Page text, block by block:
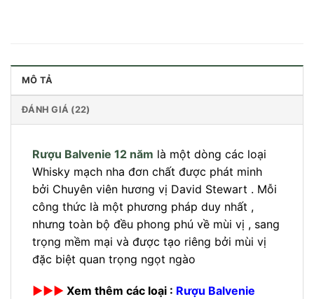
MÔ TẢ
ĐÁNH GIÁ (22)
Rượu Balvenie 12 năm là một dòng các loại
Whisky mạch nha đơn chất được phát minh
bởi Chuyên viên hương vị David Stewart . Mỗi
công thức là một phương pháp duy nhất ,
nhưng toàn bộ đều phong phú về mùi vị , sang
trọng mềm mại và được tạo riêng bởi mùi vị
đặc biệt quan trọng ngọt ngào
►►► Xem thêm các loại : Rượu Balvenie